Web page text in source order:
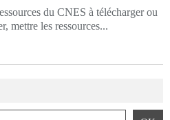
du CNES à télécharger ou
mettre les ressources...